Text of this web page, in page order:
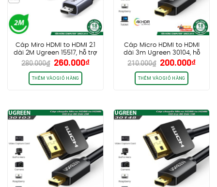
Cáp Miro HDMI to HDMI 2.1
dài 2M Ugreen 15517, hỗ trợ
8K60Hz 4K120Hz 48Gbps,
Dynamic HDR, eARC
280.000₫ Giá
gốc
là:
280.000₫.
260.000₫Giá
THÊM VÀO GIỎ HÀNG
Cáp Micro HDMI to HDMI
dài 3m Ugreen 30104, hỗ
trợ 4K30Hz HDR
210.000₫ Giá
gốc
là:
210.000₫.
200.000₫Giá
THÊM VÀO GIỎ HÀNG